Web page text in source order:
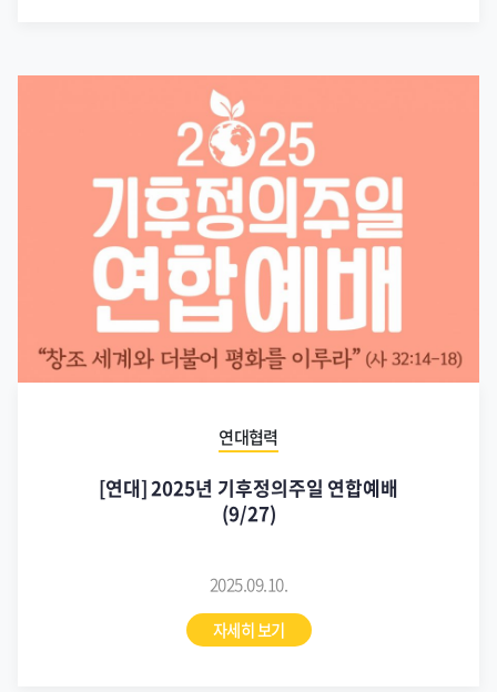
연대협력
[연대] 2025년 기후정의주일 연합예배
(9/27)
2025.09.10.
자세히 보기